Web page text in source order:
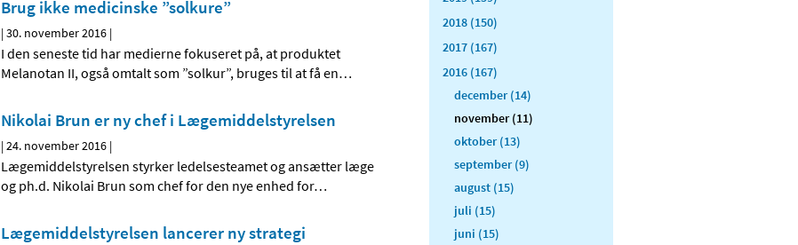
Brug ikke medicinske ”solkure”
|30. november 2016 |
I den seneste tid har medierne fokuseret på, at produktet
Melanotan II, også omtalt som ”solkur”, bruges til at få en…
Nikolai Brun er ny chef i Lægemiddelstyrelsen
|24. november 2016 |
Lægemiddelstyrelsen styrker ledelsesteamet og ansætter læge
og ph.d. Nikolai Brun som chef for den nye enhed for…
Lægemiddelstyrelsen lancerer ny strategi
2018 (150)
2017 (167)
2016 (167)
december (14)
november (11)
oktober (13)
september (9)
august (15)
juli (15)
juni (15)